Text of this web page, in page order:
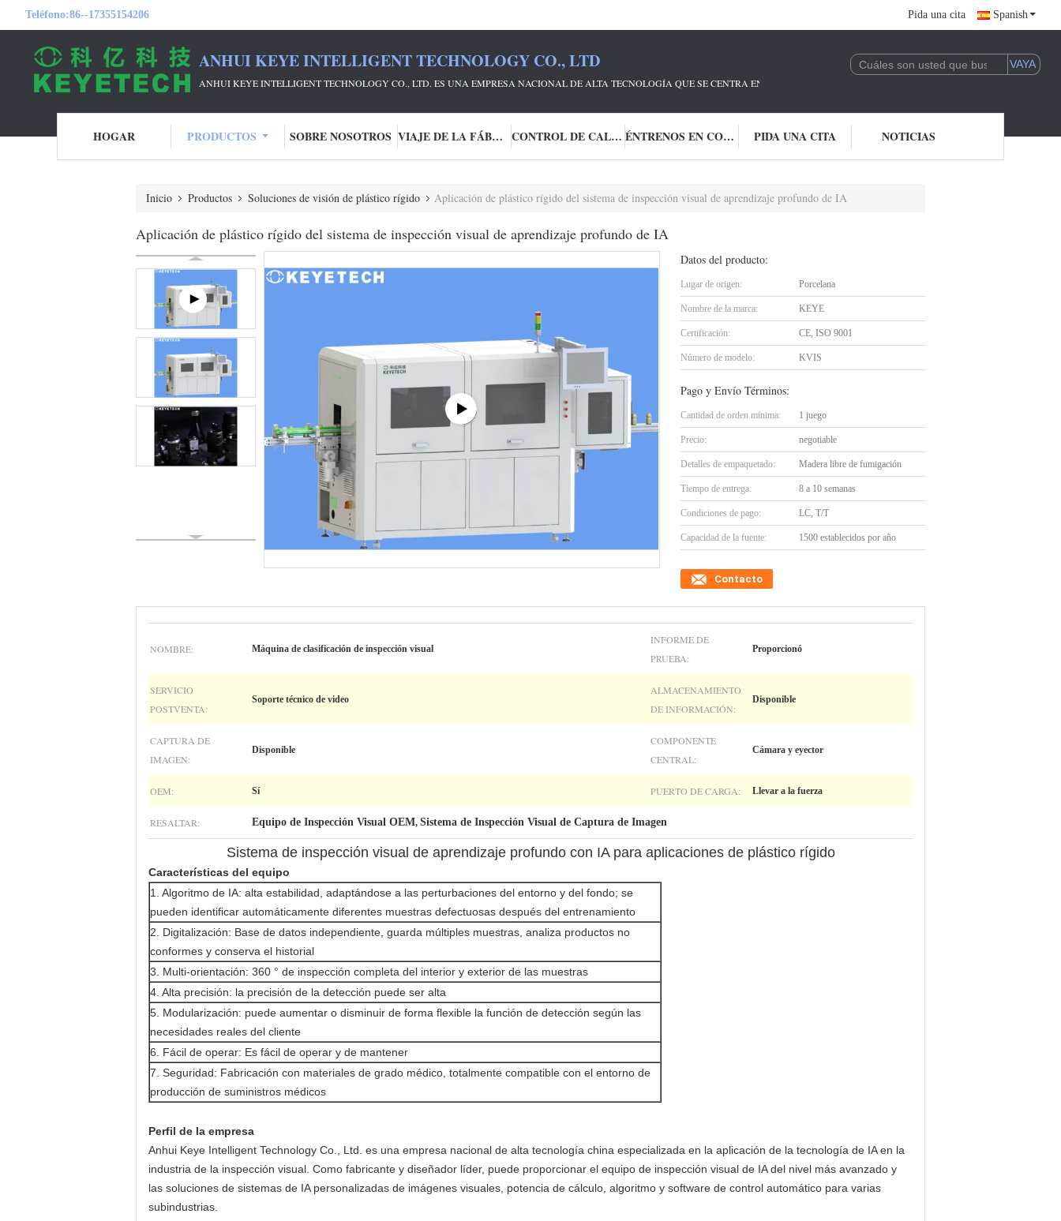
Teléfono:86--17355154206 Pida una cita Spanish
ANHUI KEYE INTELLIGENT TECHNOLOGY CO., LTD
ANHUI KEYE INTELLIGENT TECHNOLOGY CO., LTD. ES UNA EMPRESA NACIONAL DE ALTA TECNOLOGÍA QUE SE CENTRA EN LA I + D Y LA APLICACIÓN DE LA TECNOLOGÍA DE
HOGAR PRODUCTOS SOBRE NOSOTROS VIAJE DE LA FÁBRICA CONTROL DE CALIDAD ÉNTRENOS EN CONTACTO CON PIDA UNA CITA NOTICIAS
Inicio Productos Soluciones de visión de plástico rígido Aplicación de plástico rígido del sistema de inspección visual de aprendizaje profundo de IA
Aplicación de plástico rígido del sistema de inspección visual de aprendizaje profundo de IA
Datos del producto:
Lugar de origen: Porcelana
Nombre de la marca: KEYE
Certificación: CE, ISO 9001
Número de modelo: KVIS
Pago y Envío Términos:
Cantidad de orden mínima: 1 juego
Precio: negotiable
Detalles de empaquetado: Madera libre de fumigación
Tiempo de entrega: 8 a 10 semanas
Condiciones de pago: LC, T/T
Capacidad de la fuente: 1500 establecidos por año
Contacto
NOMBRE: Máquina de clasificación de inspección visual
INFORME DE
PRUEBA:
Proporcionó
SERVICIO
POSTVENTA:
Soporte técnico de video
ALMACENAMIENTO
DE INFORMACIÓN:
Disponible
CAPTURA DE
IMAGEN:
Disponible
COMPONENTE
CENTRAL:
Cámara y eyector
OEM: Sí PUERTO DE CARGA: Llevar a la fuerza
RESALTAR: Equipo de Inspección Visual OEM, Sistema de Inspección Visual de Captura de Imagen
Sistema de inspección visual de aprendizaje profundo con IA para aplicaciones de plástico rígido
Características del equipo
1. Algoritmo de IA: alta estabilidad, adaptándose a las perturbaciones del entorno y del fondo; se
pueden identificar automáticamente diferentes muestras defectuosas después del entrenamiento
2. Digitalización: Base de datos independiente, guarda múltiples muestras, analiza productos no
conformes y conserva el historial
3. Multi-orientación: 360 ° de inspección completa del interior y exterior de las muestras
4. Alta precisión: la precisión de la detección puede ser alta
5. Modularización: puede aumentar o disminuir de forma flexible la función de detección según las
necesidades reales del cliente
6. Fácil de operar: Es fácil de operar y de mantener
7. Seguridad: Fabricación con materiales de grado médico, totalmente compatible con el entorno de
producción de suministros médicos
Perfil de la empresa
Anhui Keye Intelligent Technology Co., Ltd. es una empresa nacional de alta tecnología china especializada en la aplicación de la tecnología de IA en la
industria de la inspección visual. Como fabricante y diseñador líder, puede proporcionar el equipo de inspección visual de IA del nivel más avanzado y
las soluciones de sistemas de IA personalizadas de imágenes visuales, potencia de cálculo, algoritmo y software de control automático para varias
subindustrias.